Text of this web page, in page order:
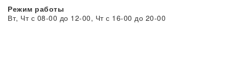
Режим работы
Вт, Чт с 08-00 до 12-00, Чт с 16-00 до 20-00